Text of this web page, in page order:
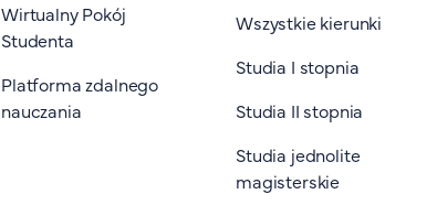
Wirtualny Pokój
Studenta
Platforma zdalnego
nauczania
Wszystkie kierunki
Studia I stopnia
Studia II stopnia
Studia jednolite
magisterskie